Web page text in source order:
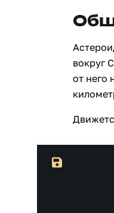
вокруг
от него